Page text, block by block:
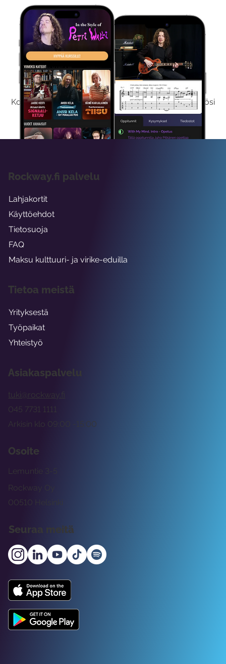
Kokeile Ilmaiseksi
Kokeilemalla ilmaiseksi saat koko sisältömme käyttöösi
viikon ajaksi.
Asiakaspalvelu
tuki@rockway.fi
Arkisin klo 09:00 -15:00
045 7731 1111
Osoite
Rockway Oy
Lemuntie 3-5
00510 Helsinki
Seuraa meitä
Rockway.fi palvelu
Lahjakortit
Käyttöehdot
Tietosuoja
FAQ
Maksu kulttuuri- ja virike-eduilla
Tietoa meistä
Yrityksestä
Työpaikat
Yhteistyö